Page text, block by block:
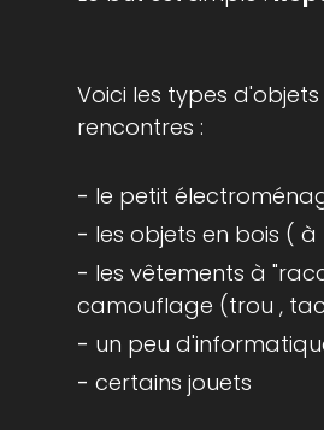
Voici les types
rencontres :
le petit
les objets en bois ( à
les vêtements à
camouflage (trou ,
un peu
certains jouets